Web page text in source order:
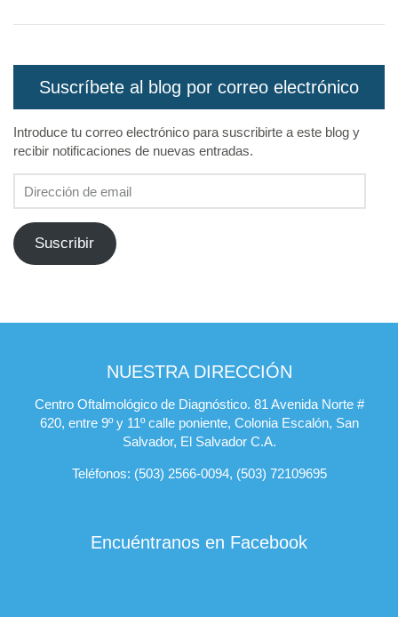
Suscríbete al blog por correo electrónico
Introduce tu correo electrónico para suscribirte a este blog y
recibir notificaciones de nuevas entradas.
de
email
Suscribir
NUESTRA DIRECCIÓN
Centro Oftalmológico de Diagnóstico. 81 Avenida Norte #
620, entre 9º y 11º calle poniente, Colonia Escalón, San
Salvador, El Salvador C.A.
Teléfonos: (503) 2566-0094, (503) 72109695
Encuéntranos en Facebook